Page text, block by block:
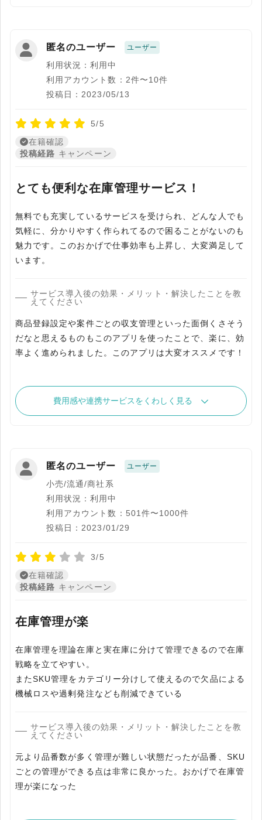
匿名のユーザー ユーザー
利用状況：利用中
利用アカウント数：2件〜10件
投稿日：2023/05/13
5/5
在籍確認
投稿経路 キャンペーン
とても便利な在庫管理サービス！
無料でも充実しているサービスを受けられ、どんな人でも
気軽に、分かりやすく作られてるので困ることがないのも
魅力です。このおかげで仕事効率も上昇し、大変満足して
います。
サービス導入後の効果・メリット・解決したことを教
えてください
商品登録設定や案件ごとの収支管理といった面倒くさそう
だなと思えるものもこのアプリを使ったことで、楽に、効
率よく進められました。このアプリは大変オススメです！
費用感や連携サービスをくわしく見る
匿名のユーザー ユーザー
小売/流通/商社系
利用状況：利用中
利用アカウント数：501件〜1000件
投稿日：2023/01/29
3/5
在籍確認
投稿経路 キャンペーン
在庫管理が楽
在庫管理を理論在庫と実在庫に分けて管理できるので在庫
戦略を立てやすい。
またSKU管理をカテゴリー分けして使えるので欠品による
機械ロスや過剰発注なども削減できている
サービス導入後の効果・メリット・解決したことを教
えてください
元より品番数が多く管理が難しい状態だったが品番、SKU
ごとの管理ができる点は非常に良かった。おかげで在庫管
理が楽になった